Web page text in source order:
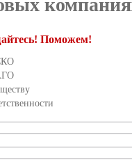
Поможем!